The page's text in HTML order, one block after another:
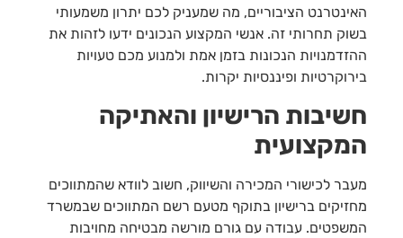
האינטרנט הציבוריים, מה שמעניק לכם יתרון משמעותי
בשוק תחרותי זה. אנשי המקצוע הנכונים ידעו לזהות את
ההזדמנויות הנכונות בזמן אמת ולמנוע מכם טעויות
בירוקרטיות ופיננסיות יקרות.
חשיבות הרישיון והאתיקה
המקצועית
מעבר לכישורי המכירה והשיווק, חשוב לוודא שהמתווכים
מחזיקים ברישיון בתוקף מטעם רשם המתווכים שבמשרד
המשפטים. עבודה עם גורם מורשה מבטיחה מחויבות